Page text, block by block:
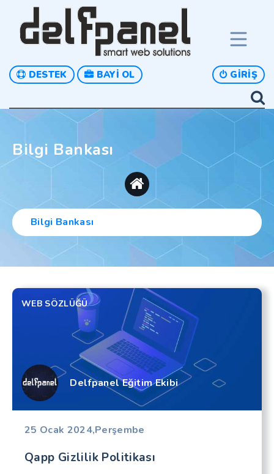
DESTEK BAYI OL GIRIŞ
Bilgi Bankası
Bilgi Bankası
WEB SÖZLÜĞÜ
Delfpanel Eğitim Ekibi
25 Ocak 2024,Perşembe
Qapp Gizlilik Politikası